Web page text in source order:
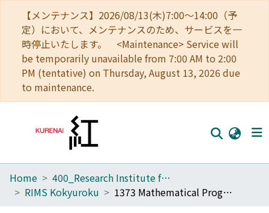
【メンテナンス】2026/08/13(木)7:00～14:00（予
定）において、メンテナンスのため、サービスを一
時停止いたします。 <Maintenance> Service will
be temporarily unavailable from 7:00 AM to 2:00
PM (tentative) on Thursday, August 13, 2026 due
to maintenance.
Home
Home
400_Research Institute for Mathematical Sciences
RIMS Kokyuroku
1373 Mathematical Programming Concerning Decision Makings and Uncertainties